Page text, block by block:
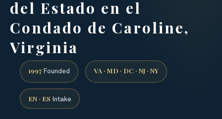
del Estado en el
Condado de Caroline,
Virginia
1997 Founded VA · MD · DC · NJ · NY
EN · ES Intake